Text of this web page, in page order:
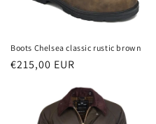
Boots Chelsea classic rustic brown
Prix
€215,00 EUR